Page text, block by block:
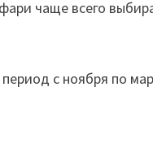
чаще всего
с ноября по